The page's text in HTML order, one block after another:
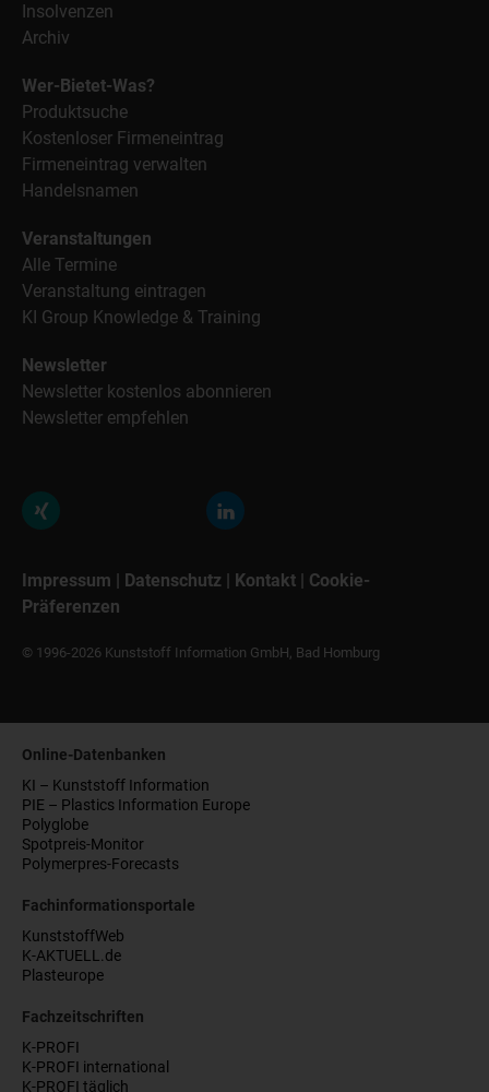
Insolvenzen
Archiv
Wer-Bietet-Was?
Produktsuche
Kostenloser Firmeneintrag
Firmeneintrag verwalten
Handelsnamen
Veranstaltungen
Alle Termine
Veranstaltung eintragen
KI Group Knowledge & Training
Newsletter
Newsletter kostenlos abonnieren
Newsletter empfehlen
Impressum | Datenschutz | Kontakt | Cookie-
Präferenzen
© 1996-2026 Kunststoff Information GmbH, Bad Homburg
Online-Datenbanken
KI – Kunststoff Information
PIE – Plastics Information Europe
Polyglobe
Spotpreis-Monitor
Polymerpres-Forecasts
Fachinformationsportale
KunststoffWeb
K-AKTUELL.de
Plasteurope
Fachzeitschriften
K-PROFI
K-PROFI international
K-PROFI täglich